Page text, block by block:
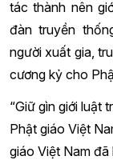
tác thành nên
đàn truyền
người xuất gia,
cương kỷ cho
“Giữ gìn giới luật
Phật giáo Việt
giáo Việt Nam